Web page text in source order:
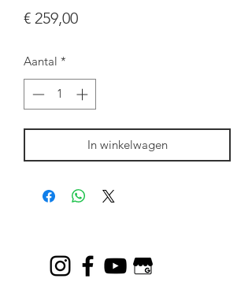
€ 259,00Prijs
Aantal *
In winkelwagen